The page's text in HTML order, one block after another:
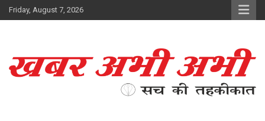
Skip
to
Friday, August 7, 2026